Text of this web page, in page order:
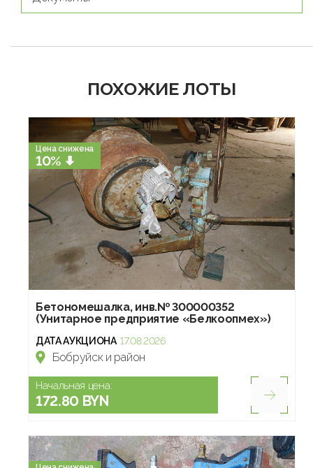
ПОХОЖИЕ ЛОТЫ
Цена снижена
10%
Бетономешалка, инв.№ 300000352
(Унитарное предприятие «Белкоопмех»)
ДАТА АУКЦИОНА 17.08.2026
Бобруйск и район
Начальная цена:
172.80 BYN